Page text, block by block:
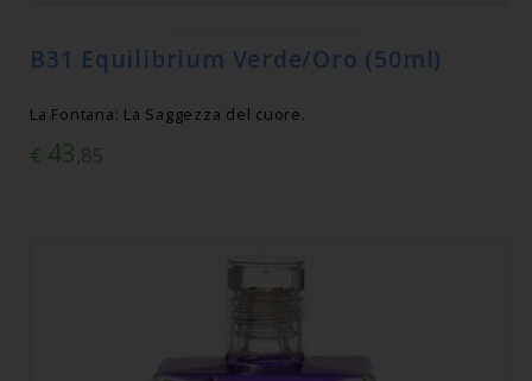
B31 Equilibrium Verde/Oro (50ml)
La Fontana: La Saggezza del cuore.
€ 43,85